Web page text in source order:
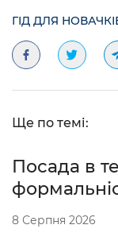
ГІД ДЛЯ
Ще по темі:
Посада в
8 Серпня 2026